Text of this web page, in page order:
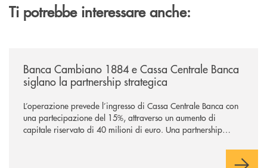
Ti potrebbe interessare anche:
Banca Cambiano 1884 e Cassa Centrale Banca
siglano la partnership strategica
L’operazione prevede l’ingresso di Cassa Centrale Banca con
una partecipazione del 15%, attraverso un aumento di
capitale riservato di 40 milioni di euro. Una partnership
comuni e sulla prossimità ai territori, per ampliare l’offerta e